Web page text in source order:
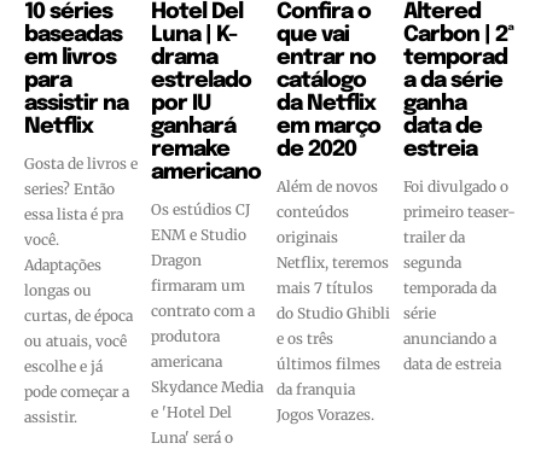
10 séries
baseadas
em livros
para
assistir na
Netflix
Gosta de livros e
series? Então
essa lista é pra
você.
Adaptações
longas ou
curtas, de época
ou atuais, você
escolhe e já
pode começar a
assistir.
Hotel Del
Luna | K-
drama
estrelado
por IU
ganhará
remake
americano
Os estúdios CJ
ENM e Studio
Dragon
firmaram um
contrato com a
produtora
americana
Skydance Media
e 'Hotel Del
Luna' será o
Confira o
que vai
entrar no
catálogo
da Netflix
em março
de 2020
Além de novos
conteúdos
originais
Netflix, teremos
mais 7 títulos
do Studio Ghibli
e os três
últimos filmes
da franquia
Jogos Vorazes.
Altered
Carbon | 2ª
temporad
a da série
ganha
data de
estreia
Foi divulgado o
primeiro teaser-
trailer da
segunda
temporada da
série
anunciando a
data de estreia